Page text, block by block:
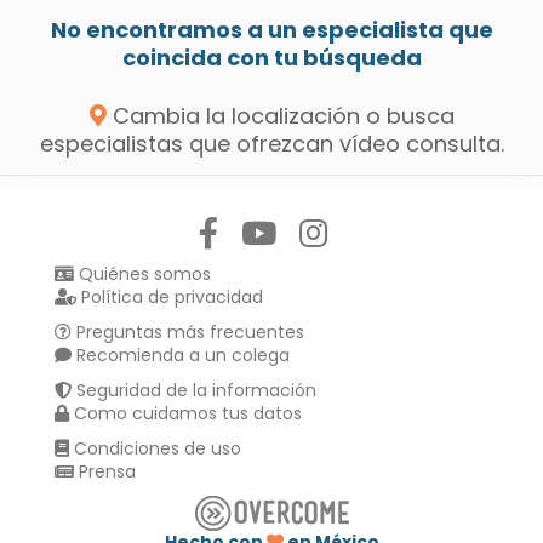
No encontramos a un especialista que
coincida con tu búsqueda
Cambia la localización o busca
especialistas que ofrezcan vídeo consulta.
Quiénes somos
Política de privacidad
Preguntas más frecuentes
Recomienda a un colega
Seguridad de la información
Como cuidamos tus datos
Condiciones de uso
Prensa